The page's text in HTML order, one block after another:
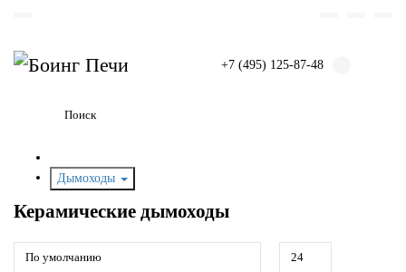
+7 (495) 125-87-48
Дымоходы
Керамические дымоходы